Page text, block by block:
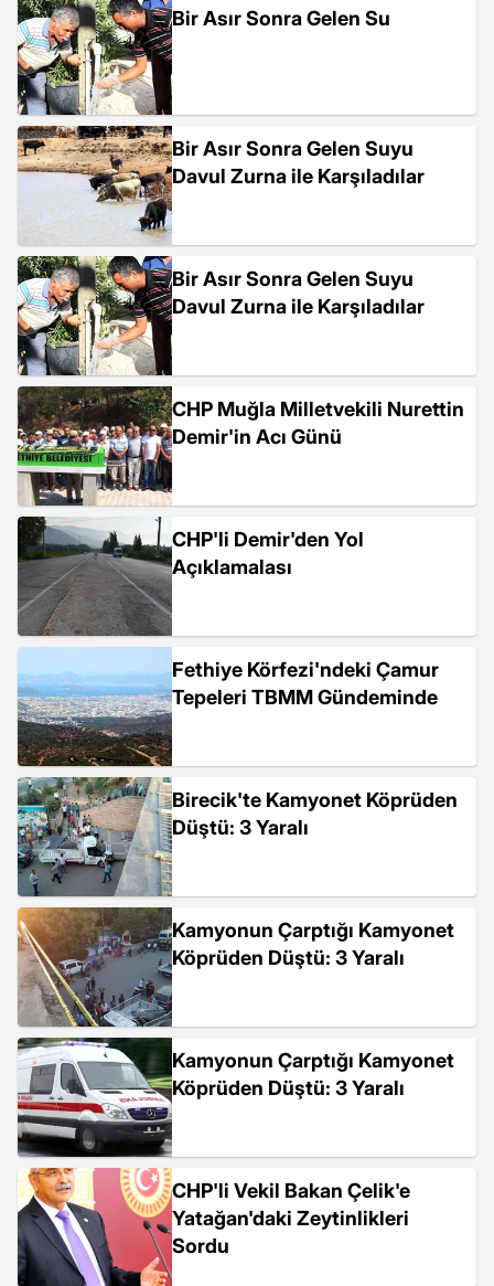
Bir Asır Sonra Gelen Su
Bir Asır Sonra Gelen Suyu
Davul Zurna ile Karşıladılar
Bir Asır Sonra Gelen Suyu
Davul Zurna ile Karşıladılar
CHP Muğla Milletvekili Nurettin
Demir'in Acı Günü
CHP'li Demir'den Yol
Açıklamalası
Fethiye Körfezi'ndeki Çamur
Tepeleri TBMM Gündeminde
Birecik'te Kamyonet Köprüden
Düştü: 3 Yaralı
Kamyonun Çarptığı Kamyonet
Köprüden Düştü: 3 Yaralı
Kamyonun Çarptığı Kamyonet
Köprüden Düştü: 3 Yaralı
CHP'li Vekil Bakan Çelik'e
Yatağan'daki Zeytinlikleri
Sordu